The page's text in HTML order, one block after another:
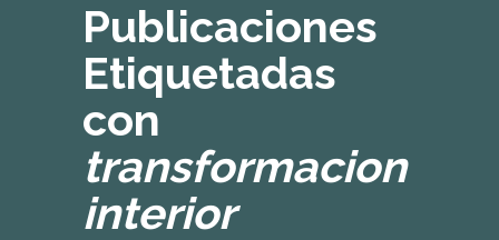
Publicaciones
Etiquetadas
con
transformacion
interior